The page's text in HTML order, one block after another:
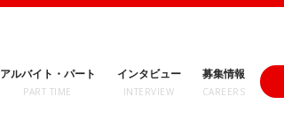
アルバイト・パート
PART TIME
インタビュー
INTERVIEW
募集情報
CAREERS